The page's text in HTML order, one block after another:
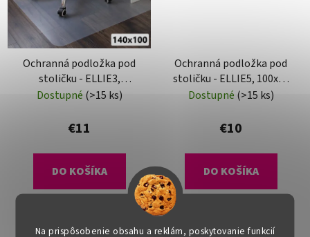
Na prispôsobenie obsahu a reklám, poskytovanie funkcií
Ochranná podložka pod
stoličku - ELLIE3,
140x100 cm, 0,5 mm
Dostupné (>15 ks)
€11
DO KOŠÍKA
Ochranná podložka pod
stoličku - ELLIE5, 100x50
cm, 0,8 mm
Dostupné (>15 ks)
€10
DO KOŠÍKA